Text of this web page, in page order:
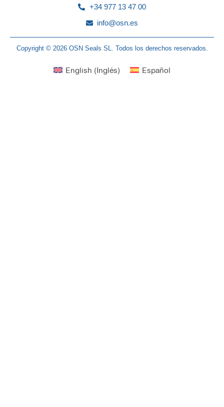
+34 977 13 47 00
info@osn.es
Copyright © 2026 OSN Seals SL. Todos los derechos reservados.
English (Inglés) Español